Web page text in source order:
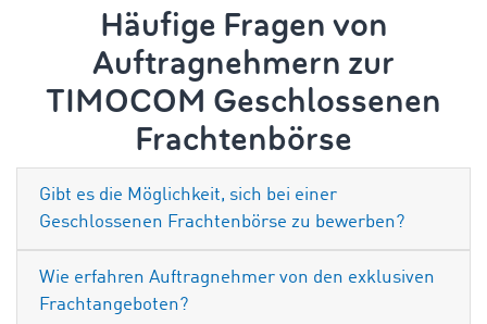
Häufige Fragen von
Auftragnehmern zur
TIMOCOM Geschlossenen
Frachtenbörse
Gibt es die Möglichkeit, sich bei einer
Geschlossenen Frachtenbörse zu bewerben?
Wie erfahren Auftragnehmer von den exklusiven
Frachtangeboten?